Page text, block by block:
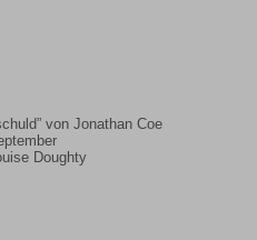
von Jonathan Coe
Doughty